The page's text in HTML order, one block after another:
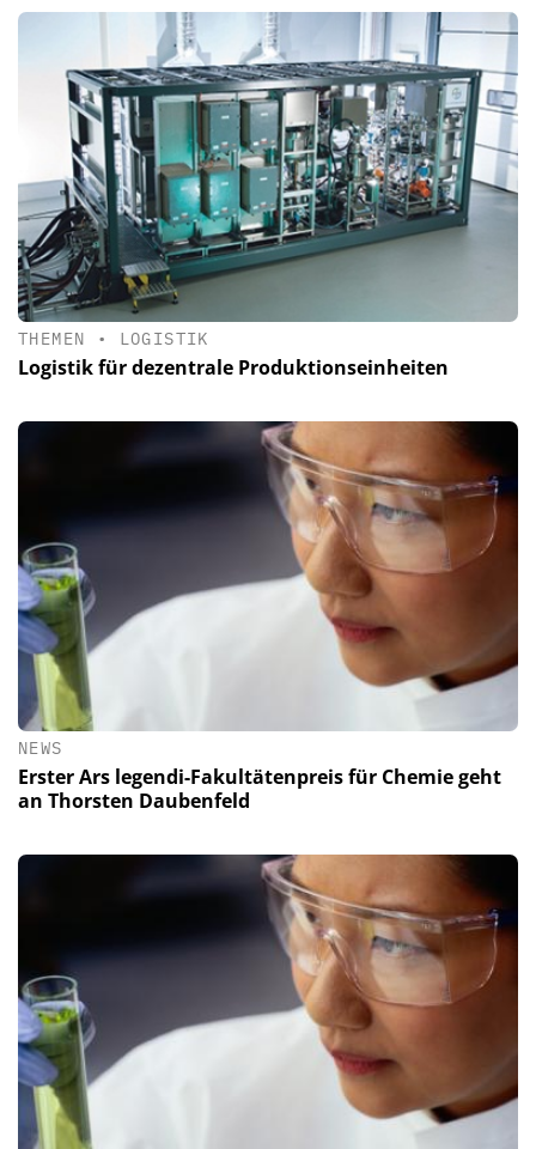
THEMEN • LOGISTIK
Logistik für dezentrale Produktionseinheiten
NEWS
Erster Ars legendi-Fakultätenpreis für Chemie geht
an Thorsten Daubenfeld